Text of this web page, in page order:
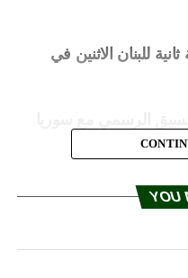
للبنان الاثنين في
مع السعودية
YOU